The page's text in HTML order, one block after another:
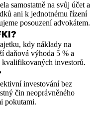
samostatně na svůj účet a
ani k jednotnému řízení
posouzení advokátem.
kdy náklady na
daňová výhoda 5 % a
kvalifikovaných investorů.
investování bez
čin neoprávněného
pokutami.